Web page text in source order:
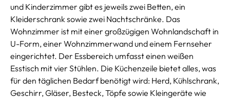
und Kinderzimmer gibt es jeweils zwei Betten, ein
Kleiderschrank sowie zwei Nachtschränke. Das
Wohnzimmer ist mit einer großzügigen Wohnlandschaft in
U-Form, einer Wohnzimmerwand und einem Fernseher
eingerichtet. Der Essbereich umfasst einen weißen
Esstisch mit vier Stühlen. Die Küchenzeile bietet alles, was
für den täglichen Bedarf benötigt wird: Herd, Kühlschrank,
Geschirr, Gläser, Besteck, Töpfe sowie Kleingeräte wie